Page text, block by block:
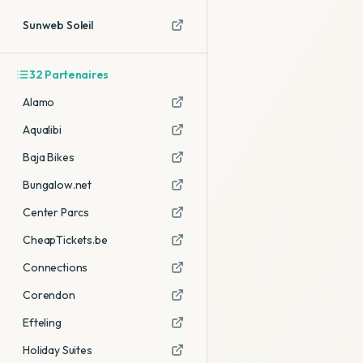
Sunweb Soleil
32 Partenaires
Alamo
Aqualibi
Baja Bikes
Bungalow.net
Center Parcs
CheapTickets.be
Connections
Corendon
Efteling
Holiday Suites